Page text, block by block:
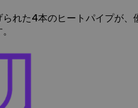
れた4本のヒートパイプが、